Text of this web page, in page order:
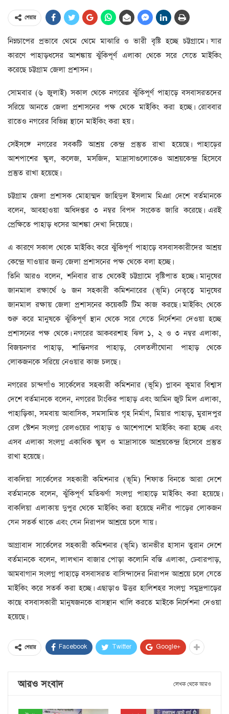
শেয়ার
নিম্নচাপের প্রভাবে থেমে থেমে মাঝারি ও ভারী বৃষ্টি হচ্ছে চট্টগ্রামে। যার
কারণে পাহাড়ধসের আশঙ্কায় ঝুঁকিপূর্ণ এলাকা থেকে সরে যেতে মাইকিং
করেছে চট্টগ্রাম জেলা প্রশাসন।
সোমবার (৬ জুলাই) সকাল থেকে নগরের ঝুঁকিপূর্ণ পাহাড়ে বসবাসরতদের
সরিয়ে আনতে জেলা প্রশাসনের পক্ষ থেকে মাইকিং করা হচ্ছে। রোববার
রাতেও নগরের বিভিন্ন স্থানে মাইকিং করা হয়।
সেইসঙ্গে নগরের সবকটি আশ্রয় কেন্দ্র প্রস্তুত রাখা হয়েছে। পাহাড়ের
আশপাশের স্কুল, কলেজ, মসজিদ, মাদ্রাসাগুলোকেও আশ্রয়কেন্দ্র হিসেবে
প্রস্তুত রাখা হয়েছে।
চট্টগ্রাম জেলা প্রশাসক মোহাম্মদ জাহিদুল ইসলাম মিঞা দেশে বর্তমানকে
বলেন, আবহাওয়া অধিদপ্তর ৩ নম্বর বিপদ সংকেত জারি করেছে। এরই
প্রেক্ষিতে পাহাড় ধসের আশঙ্কা দেখা দিয়েছে।
এ কারণে সকাল থেকে মাইকিং করে ঝুঁকিপূর্ণ পাহাড়ে বসবাসকারীদের আশ্রয়
কেন্দ্রে যাওয়ার জন্য জেলা প্রশাসনের পক্ষ থেকে বলা হচ্ছে।
তিনি আরও বলেন, শনিবার রাত থেকেই চট্টগ্রামে বৃষ্টিপাত হচ্ছে। মানুষের
জানমাল রক্ষার্থে ৬ জন সহকারী কমিশনারের (ভূমি) নেতৃত্বে মানুষের
জানমাল রক্ষায় জেলা প্রশাসনের কয়েকটি টিম কাজ করছে। মাইকিং থেকে
শুরু করে মানুষকে ঝুঁকিপূর্ণ স্থান থেকে সরে যেতে নির্দেশনা দেওয়া হচ্ছে
প্রশাসনের পক্ষ থেকে। নগরের আকবরশাহ ঝিল ১, ২ ও ৩ নম্বর এলাকা,
বিজয়নগর পাহাড়, শান্তিনগর পাহাড়, বেলতলীঘোনা পাহাড় থেকে
লোকজনকে সরিয়ে নেওয়ার কাজ চলছে।
নগরের চান্দগাঁও সার্কেলের সহকারী কমিশনার (ভূমি) প্লাবন কুমার বিশ্বাস
দেশে বর্তমানকে বলেন, নগরের টাংকির পাহাড় এবং আমিন জুট মিল এলাকা,
পাহাড়িকা, সমবায় আবাসিক, সমসামিত গৃহ নির্মাণ, মিয়ার পাহাড়, মুরাদপুর
রেল স্টেশন সংলগ্ন রেলওয়ের পাহাড় ও আশেপাশে মাইকিং করা হচ্ছে এবং
এসব এলাকা সংলগ্ন একাধিক স্কুল ও মাদ্রাসাকে আশ্রয়কেন্দ্র হিসেবে প্রস্তুত
রাখা হয়েছে।
বাকলিয়া সার্কেলের সহকারী কমিশনার (ভূমি) শিফাত বিনতে আরা দেশে
বর্তমানকে বলেন, ঝুঁকিপূর্ণ মতিঝর্ণা সংলগ্ন পাহাড়ে মাইকিং করা হয়েছে।
বাকলিয়া এলাকায় দুপুর থেকে মাইকিং করা হয়েছে নদীর পাড়ের লোকজন
যেন সতর্ক থাকে এবং যেন নিরাপদ আশ্রয়ে চলে যায়।
আগ্রাবাদ সার্কেলের সহকারী কমিশনার (ভূমি) তানভীর হাসান তুরান দেশে
বর্তমানকে বলেন, লালখান বাজার পোড়া কলোনি বস্তি এলাকা, ঢেবারপাড়,
আমবাগান সংলগ্ন পাহাড়ে বসবাসরত বাসিন্দাদের নিরাপদ আশ্রয়ে চলে যেতে
মাইকিং করে সতর্ক করা হচ্ছে। এছাড়াও উত্তর হালিশহর সংলগ্ন সমুদ্রপাড়ের
কাছে বসবাসকারী মানুষজনকে বাসস্থান খালি করতে মাইকে নির্দেশনা দেওয়া
হয়েছে।
শেয়ার Facebook Twitter Google+
আরও সংবাদ লেখক থেকে আরও